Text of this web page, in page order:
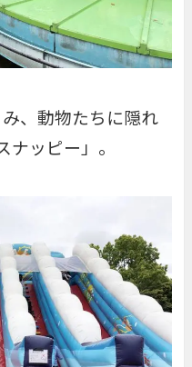
、動物たちに隠れ
ナッピー 」。